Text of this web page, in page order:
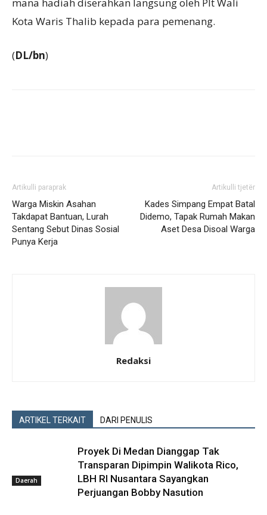
Kota Waris Thalib kepada para pemenang.
(DL/bn)
Artikulli paraprak
Warga Miskin Asahan
Takdapat Bantuan, Lurah
Sentang Sebut Dinas Sosial
Punya Kerja
Artikulli tjetër
Kades Simpang Empat Batal
Didemo, Tapak Rumah Makan
Aset Desa Disoal Warga
Redaksi
ARTIKEL TERKAIT DARI PENULIS
Daerah
Proyek Di Medan Dianggap Tak
Transparan Dipimpin Walikota Rico,
LBH RI Nusantara Sayangkan
Perjuangan Bobby Nasution